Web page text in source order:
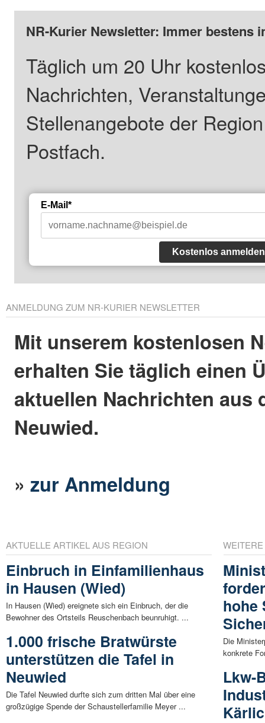
NR-Kurier Newsletter: Immer bestens
Täglich um 20 Uhr
Nachrichten,
Stellenangebote der
Postfach.
E-Mail*
Kostenlos anmelden
ANMELDUNG ZUM NR-KURIER NEWSLETTER
Mit unserem kostenlosen
erhalten Sie täglich einen
aktuellen Nachrichten aus
Neuwied.
»zur Anmeldung
AKTUELLE ARTIKEL AUS REGION
Einbruch in Einfamilienhaus
in Hausen (Wied)
In Hausen (Wied) ereignete sich ein Einbruch, der die
Bewohner des Ortsteils Reuschenbach beunruhigt. ...
1.000 frische Bratwürste
unterstützen die Tafel in
Neuwied
Die Tafel Neuwied durfte sich zum dritten Mal über eine
großzügige Spende der Schaustellerfamilie Meyer ...
hohe
Die
konkrete
Lkw-